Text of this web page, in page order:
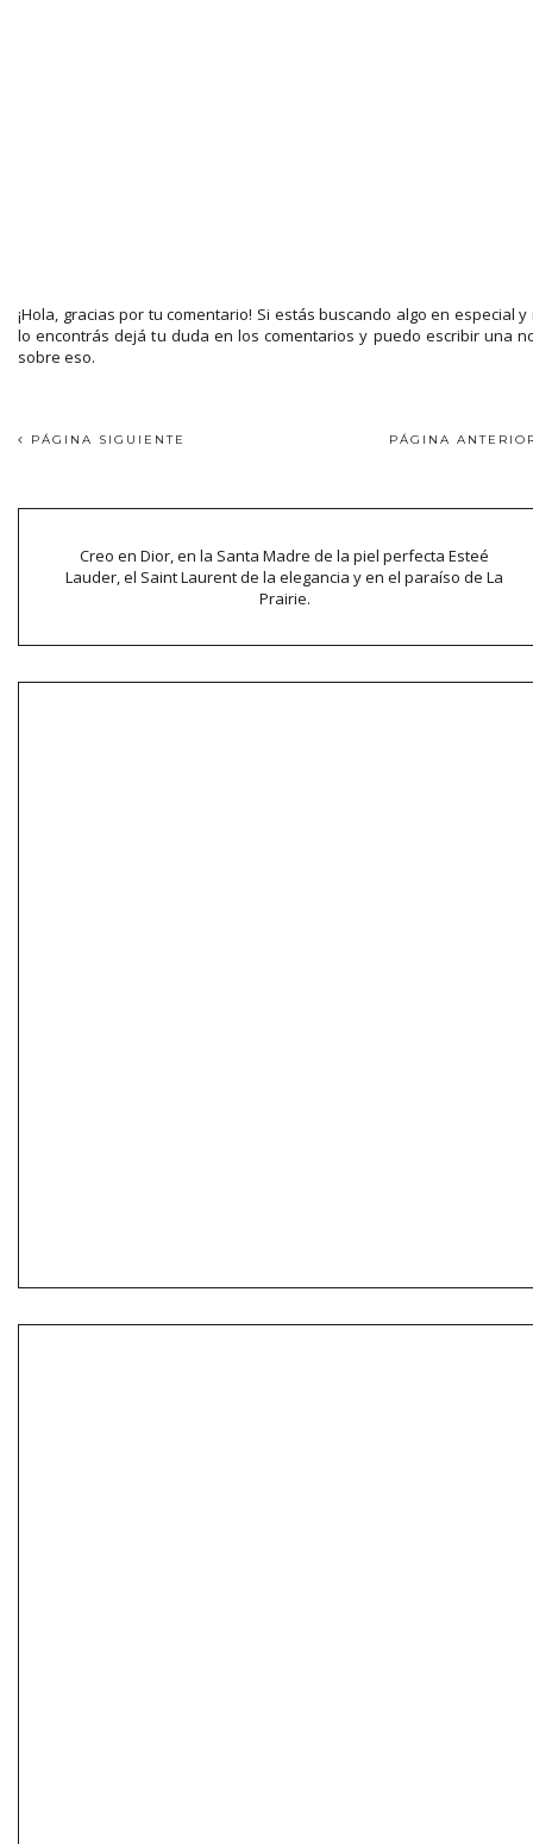
¡Hola, gracias por tu comentario! Si estás buscando algo en especial y
lo encontrás dejá tu duda en los comentarios y puedo escribir una
sobre eso.
PÁGINA SIGUIENTE PÁGINA
Creo en Dior, en la Santa Madre de la piel perfecta Esteé
Lauder, el Saint Laurent de la elegancia y en el paraíso de La
Prairie.